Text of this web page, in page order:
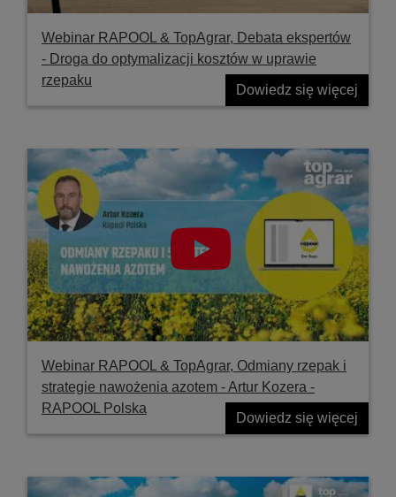
Webinar RAPOOL & TopAgrar, Debata ekspertów
- Droga do optymalizacji kosztów w uprawie
rzepaku
Dowiedz się więcej
Webinar RAPOOL & TopAgrar, Odmiany rzepak i
strategie nawożenia azotem - Artur Kozera -
RAPOOL Polska
Dowiedz się więcej